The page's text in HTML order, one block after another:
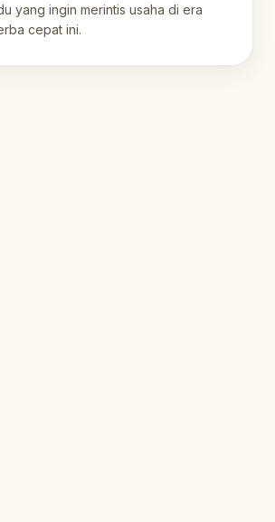
yang ingin merintis usaha di era
cepat ini.